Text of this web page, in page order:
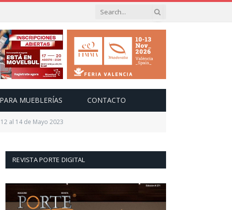
MUEBLERÍAS CONTACTO
al 14 de Mayo 2023
REVISTA PORTE DIGITAL